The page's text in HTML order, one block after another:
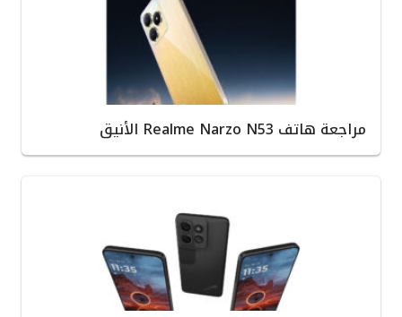
مراجعة هاتف Realme Narzo N53 الأنيق